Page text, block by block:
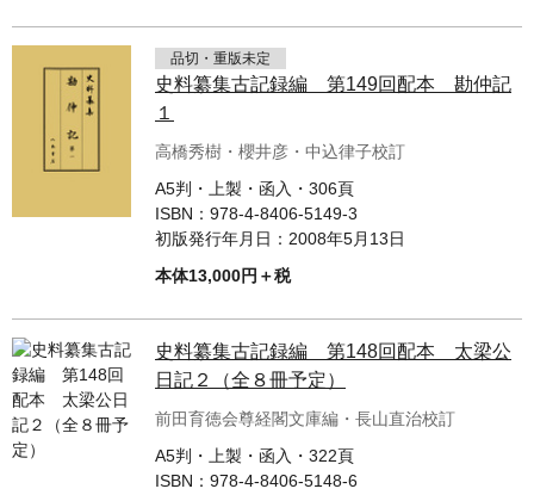
品切・重版未定
史料纂集古記録編 第149回配本 勘仲記
１
高橋秀樹・櫻井彦・中込律子校訂
A5判・上製・函入・306頁
ISBN： 978-4-8406-5149-3
初版発行年月日： 2008年5月13日
本体13,000円＋税
史料纂集古記録編 第148回配本 太梁公
日記２（全８冊予定）
前田育徳会尊経閣文庫編・長山直治校訂
A5判・上製・函入・322頁
ISBN： 978-4-8406-5148-6